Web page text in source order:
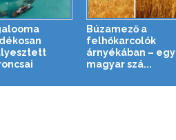
Búzamező a
felhőkarcolók
árnyékában – egy
magyar szá...